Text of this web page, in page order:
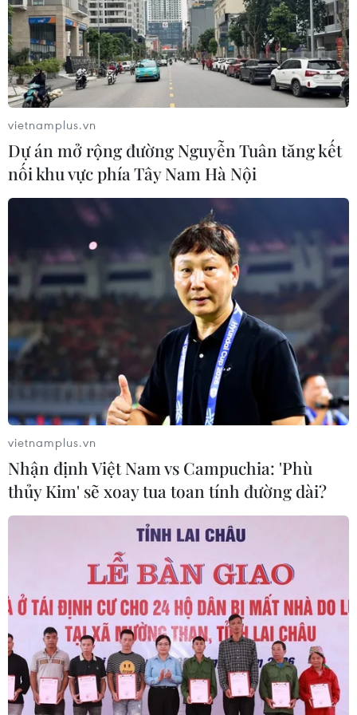
Công an Lào Cai kịp thời cứu nạn, hỗ
trợ người dân trong tình huống khẩn
cấp
05/08/2026 10:10
Hơn 100 người thiệt mạng trong mùa
mưa khốc liệt ở Ấn Độ
05/08/2026 09:39
Cách các sân bay Mỹ rút ngắn thời
gian làm thủ tục
05/08/2026 07:17
Trung Quốc: Cảnh sát Hong Kong,
Macau triệt phá vụ lừa đảo đầu tư
Fun Coffee
05/08/2026 06:41
Afghanistan đối mặt khủng hoảng
lương thực nghiêm trọng do thiếu
05/08/2026 06:41
Italy nâng báo động đỏ trên toàn bộ
27 thành phố do nắng nóng kỷ lục
05/08/2026 06:31
vietnamplus.vn
Dự án mở rộng đường Nguyễn Tuân tăng kết
nối khu vực phía Tây Nam Hà Nội
vietnamplus.vn
Nhận định Việt Nam vs Campuchia: 'Phù
thủy Kim' sẽ xoay tua toan tính đường dài?